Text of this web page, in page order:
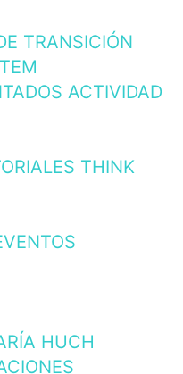
TRANSICIÓN
ACTIVIDAD
THINK
HUCH